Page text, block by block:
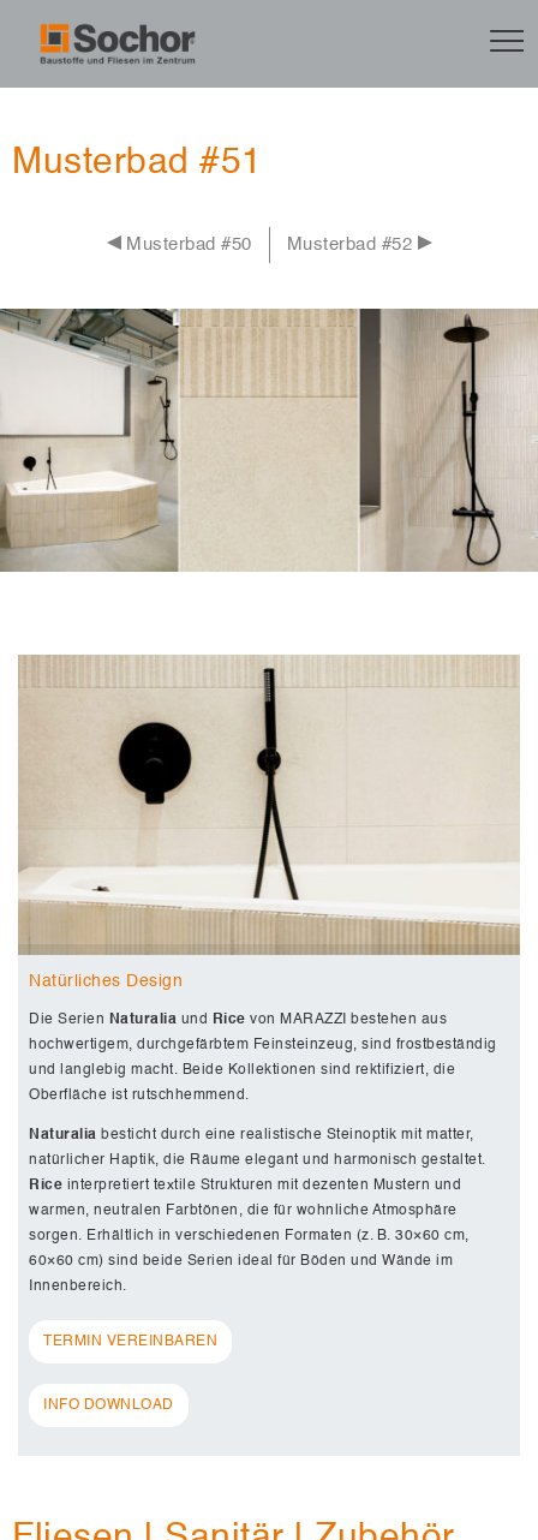
Musterbad #51
Musterbad #50 Musterbad #52
Natürliches Design
Die Serien Naturalia und Rice von MARAZZI bestehen aus
hochwertigem, durchgefärbtem Feinsteinzeug, sind frostbeständig
und langlebig macht. Beide Kollektionen sind rektifiziert, die
Oberfläche ist rutschhemmend.
Naturalia besticht durch eine realistische Steinoptik mit matter,
natürlicher Haptik, die Räume elegant und harmonisch gestaltet.
Rice interpretiert textile Strukturen mit dezenten Mustern und
warmen, neutralen Farbtönen, die für wohnliche Atmosphäre
sorgen. Erhältlich in verschiedenen Formaten (z. B. 30×60 cm,
60×60 cm) sind beide Serien ideal für Böden und Wände im
Innenbereich.
TERMIN VEREINBAREN
INFO DOWNLOAD